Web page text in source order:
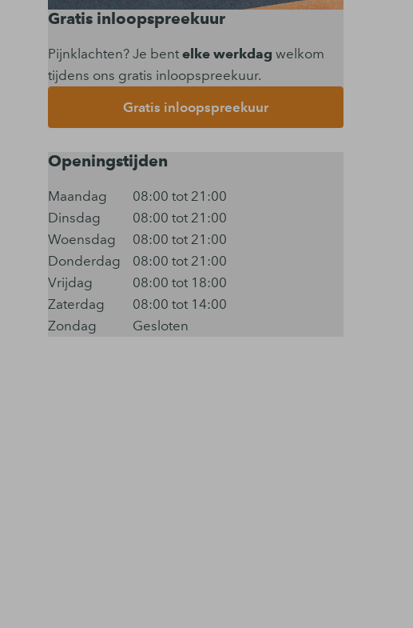
Gratis inloopspreekuur
Pijnklachten? Je bent elke werkdag welkom
tijdens ons gratis inloopspreekuur.
Gratis inloopspreekuur
Openingstijden
Maandag
Dinsdag
Woensdag
Donderdag
Vrijdag
Zaterdag
Zondag
08:00 tot 21:00
08:00 tot 21:00
08:00 tot 21:00
08:00 tot 21:00
08:00 tot 18:00
08:00 tot 14:00
Gesloten